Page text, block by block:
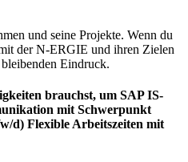
und seine Projekte. Wenn du
der N-ERGIE und ihren Zielen
Eindruck.
brauchst, um SAP IS-
mit Schwerpunkt
d) Flexible Arbeitszeiten mit